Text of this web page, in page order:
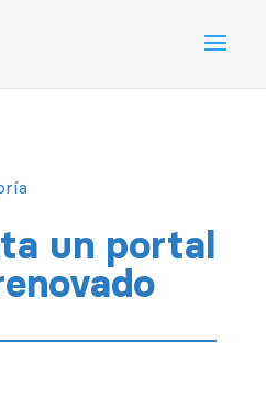
un portal